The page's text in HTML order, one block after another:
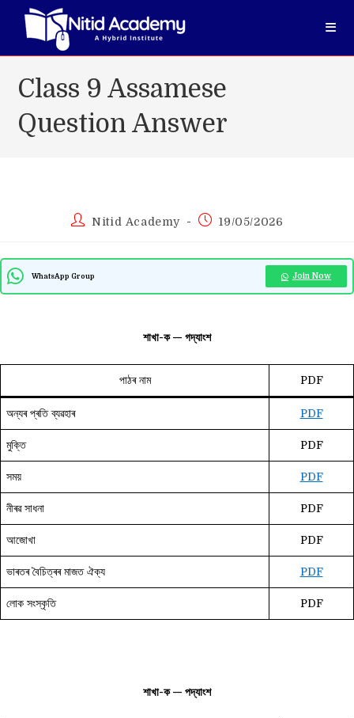
Class 9 Assamese
Question Answer
PostNitid Academy
Post19/05/2026
WhatsApp Group Join Now
শাখা-ক — গদ্যাংশ
পাঠৰ নাম PDF
অন্যৰ প্ৰতি ব্যৱহাৰ PDF
মুক্তি PDF
সময় PDF
নীৰৱ সাধনা PDF
আজোখা PDF
ভাৰতৰ বৈচিত্ৰৰ মাজত ঐক্য PDF
লোক সংস্কৃতি PDF
শাখা-ক — পদ্যাংশ